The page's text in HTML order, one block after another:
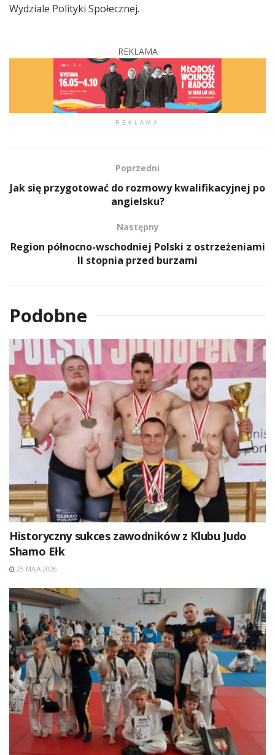
Wydziale Polityki Społecznej.
REKLAMA
REKLAMA
Poprzedni
Jak się przygotować do rozmowy kwalifikacyjnej po
angielsku?
Następny
Region północno-wschodniej Polski z ostrzeżeniami
II stopnia przed burzami
Podobne
Historyczny sukces zawodników z Klubu Judo
Shamo Ełk
25 MAJA 2026